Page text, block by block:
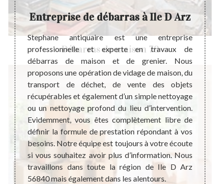
Débarras de maison 79
la
votre
pas
de
le
est
de
Entreprise de débarras à Ile D Arz
Stephane antiquaire est une entreprise
professionnelle et experte en travaux de
débarras de maison et de grenier. Nous
proposons une opération de vidage de maison, du
transport de déchet, de vente des objets
récupérables et également d’un simple nettoyage
ou un nettoyage profond du lieu d’intervention.
Evidemment, vous êtes complètement libre de
définir la formule de prestation répondant à vos
besoins. Notre équipe est toujours à votre écoute
si vous souhaitez avoir plus d’information. Nous
travaillons dans toute la région de Ile D Arz
56840 mais également dans les alentours.
La
peut
la
donc
de
un
Arz
Ile D